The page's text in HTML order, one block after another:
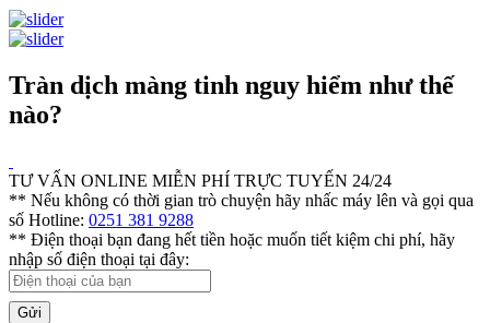
Tràn dịch màng tinh nguy hiểm như thế
nào?
TƯ VẤN ONLINE MIỄN PHÍ TRỰC TUYẾN 24/24
** Nếu không có thời gian trò chuyện hãy nhấc máy lên và gọi qua
số Hotline: 0251 381 9288
** Điện thoại bạn đang hết tiền hoặc muốn tiết kiệm chi phí, hãy
nhập số điện thoại tại đây:
Gửi